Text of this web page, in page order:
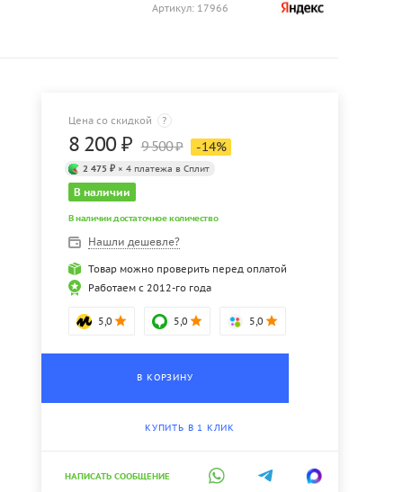
Артикул: 17966
Цена со скидкой
?
8 200 ₽ 9 500₽ -14%
2 475 ₽ × 4 платежа в Сплит
В наличии
В наличии достаточное количество
Нашли дешевле?
Товар можно проверить перед оплатой
Работаем с 2012-го года
5,0 5,0 5,0
В КОРЗИНУ
КУПИТЬ В 1 КЛИК
НАПИСАТЬ СООБЩЕНИЕ